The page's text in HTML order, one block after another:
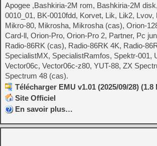
Apogee ,Bashkiria-2M rom, Bashkiria-2M
0010_01, BK-0010fdd, Korvet, Lik, Lik2, Lvov,
Mikro-80, Mikrosha, Mikrosha (cas), Orion-
Card-ll, Orion-Pro, Orion-Pro 2, Partner, Pc
Radio-86RK (cas), Radio-86RK 4K, Radio-
SpecialistMX, SpecialistRamfos, Spektr-001,
Vector06c, Vector06c-z80, YUT-88, ZX
Spectrum 48 (cas).
Télécharger EMU v1.01 (2025/09/28) (1.8
Site Officiel
En savoir plus…